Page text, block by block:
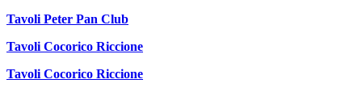
Tavoli Peter Pan Club
Tavoli Cocorico Riccione
Tavoli Cocorico Riccione